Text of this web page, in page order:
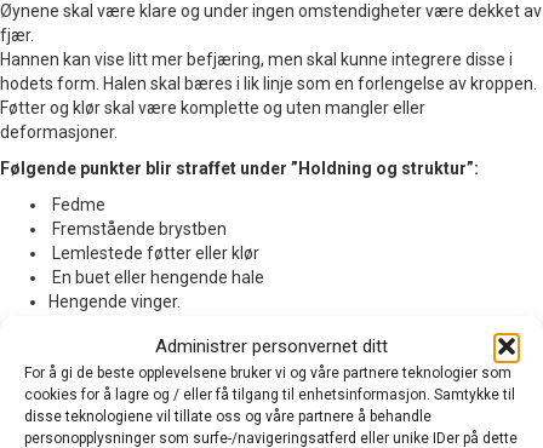
Administrer personvernet ditt
For å gi de beste opplevelsene bruker vi og våre partnere teknologier som
cookies for å lagre og / eller få tilgang til enhetsinformasjon. Samtykke til
disse teknologiene vil tillate oss og våre partnere å behandle
personopplysninger som surfe-/navigeringsatferd eller unike IDer på dette
Øynene skal være klare og under ingen omstendigheter være dekket av
fjær.
Hannen kan vise litt mer befjæring, men skal kunne integrere disse i
hodets form. Halen skal bæres i lik linje som en forlengelse av kroppen.
Føtter og klør skal være komplette og uten mangler eller
deformasjoner.
Følgende punkter blir straffet under ”Holdning og struktur”:
Fedme
Fremstående brystben
Lemlestede føtter eller klør
En buet eller hengende hale
Hengende vinger.
17 til 18 cm målt fra isse til halespiss. Der fratrekkes poeng
ved henholdsvis over- og understørrelse.
Fjærdrakt
Silkeaktig, kompakt, tettsluttende til kroppen og fullstendig utviklet. De